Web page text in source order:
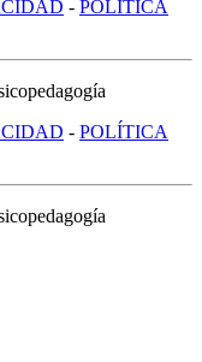
- POLÍTICA
- POLÍTICA